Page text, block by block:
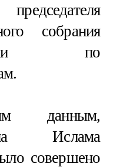
собрания
по
данным,
Ислама
совершено